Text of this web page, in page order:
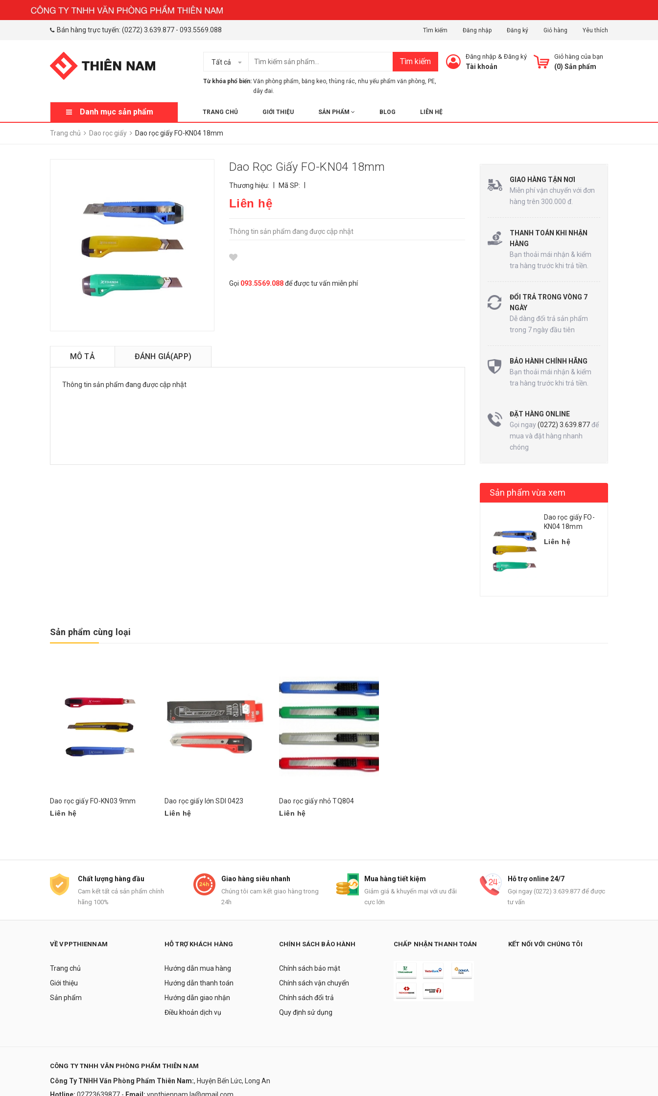
Bán hàng trực tuyến: (0272) 3.639.877 - 093.5569.088 Tìm kiếm Đăng nhập Đăng ký Giỏ hàng Yêu thích
Tất cả Tìm kiếm
Từ khóa phổ biến: Văn phòng phẩm băng keo ,thùng rác nhu yếu phẩm văn phòng PE
dây đai.
Giỏ hàng của bạn
(0) Sản phẩm
Đăng nhập & Đăng ký
Tài khoản
Danh mục sản phẩm TRANG CHỦ GIỚI THIỆU SẢN PHẨM BLOG LIÊN HỆ
Trang chủ Dao rọc giấy Dao rọc giấy FO-KN04 18mm
Dao Rọc Giấy FO-KN04 18mm
Thương hiệu: | Mã SP: |
Liên hệ
Thông tin sản phẩm đang được cập nhật
Gọi 093.5569.088để được tư vấn miễn phí
MÔ TẢ ĐÁNH GIÁ(APP)
Thông tin sản phẩm đang được cập nhật
GIAO HÀNG TẬN NƠI
Miễn phí vận chuyển với đơn
hàng trên 300.000 đ.
THANH TOÁN KHI NHẬN
HÀNG
Bạn thoải mái nhận & kiểm
tra hàng trước khi trả tiền.
ĐỔI TRẢ TRONG VÒNG 7
NGÀY
Dễ dàng đổi trả sản phẩm
trong 7 ngày đầu tiên
BẢO HÀNH CHÍNH HÃNG
Bạn thoải mái nhận & kiểm
tra hàng trước khi trả tiền.
ĐẶT HÀNG ONLINE
Gọi ngay(0272) 3.639.877để
mua và đặt hàng nhanh
chóng
Sản phẩm vừa xem
Dao rọc giấy FO-
KN04 18mm
Liên hệ
Sản phẩm cùng loại
Dao rọc giấy FO-KN03 9mm
Liên hệ
Dao rọc giấy lớn SDI 0423
Liên hệ
Dao rọc giấy nhỏ TQ804
Liên hệ
Chất lượng hàng đầu
Cam kết tất cả sản phẩm chính
hãng 100%
Giao hàng siêu nhanh
Chúng tôi cam kết giao hàng trong
24h
Mua hàng tiết kiệm
Giảm giá & khuyến mại với ưu đãi
cực lớn
Hỗ trợ online 24/7
Gọi ngay (0272) 3.639.877 để được
tư vấn
VỀ VPPTHIENNAM
Trang chủ
Giới thiệu
Sản phẩm
HỖ TRỢ KHÁCH HÀNG
Hướng dẫn mua hàng
Hướng dẫn thanh toán
Hướng dẫn giao nhận
Điều khoản dịch vụ
CHÍNH SÁCH BẢO HÀNH
Chính sách bảo mật
Chính sách vận chuyển
Chính sách đổi trả
Quy định sử dụng
CHẤP NHẬN THANH TOÁN KẾT NỐI VỚI CHÚNG TÔI
CÔNG TY TNHH VĂN PHÒNG PHẨM THIÊN NAM
Công Ty TNHH Văn Phòng Phẩm Thiên Nam:, Huyện Bến Lức, Long An